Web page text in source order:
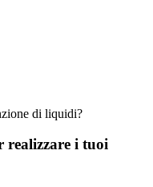
di liquidi?
realizzare i tuoi